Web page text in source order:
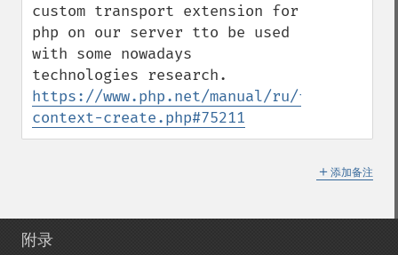
custom transport extension for
php on our server tto be used
with some nowadays
https://www.php.net/manual/ru/
context-create.php#75211
＋ 添加备注
附录